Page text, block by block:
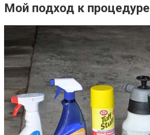
Мой подход к процедуре